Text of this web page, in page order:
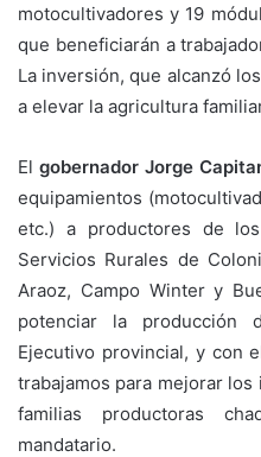
motocultivadores y 19
que beneficiarán a
La inversión, que alcanzó
a elevar la agricultura
El gobernador Jorge
equipamientos
etc.) a productores de
Servicios Rurales de
Araoz, Campo Winter y
potenciar la producción
Ejecutivo provincial, y con
trabajamos para mejorar
familias productoras
mandatario.